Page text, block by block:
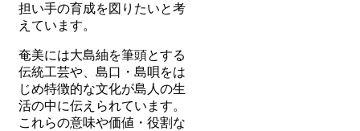
担い手の育成を図りたいと考
えています。
奄美には大島紬を筆頭とする
伝統工芸や、島口・島唄をは
じめ特徴的な文化が島人の生
活の中に伝えられています。
これらの意味や価値・役割な